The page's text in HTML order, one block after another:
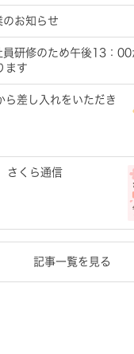
お知らせ
研修のため午後13：00
ます
ら差し入れをいただき
くら通信
記事一覧を見る